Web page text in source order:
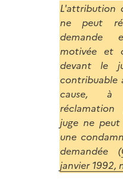
L'attribution
ne peut
demande
motivée et
devant le
cause, à
réclamation
juge ne
une
demandée (
janvier 1992,